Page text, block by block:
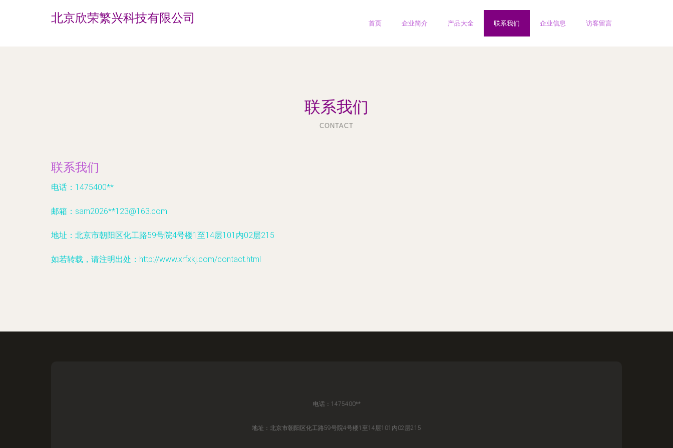
北京欣荣繁兴科技有限公司 首页 企业简介 产品大全 联系我们 企业信息 访客留言
联系我们
CONTACT
联系我们
电话：1475400**
邮箱：sam2026**123@163.com
地址：北京市朝阳区化工路59号院4号楼1至14层101内02层215
如若转载，请注明出处：http://www.xrfxkj.com/contact.html
电话：1475400**
地址：北京市朝阳区化工路59号院4号楼1至14层101内02层215